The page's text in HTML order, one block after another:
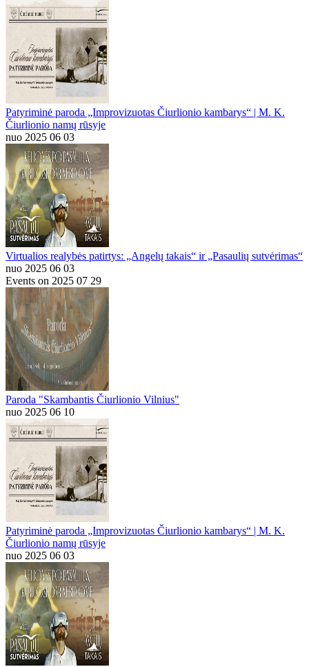
Patyriminė paroda „Improvizuotas Čiurlionio kambarys“ | M. K.
Čiurlionio namų rūsyje
nuo 2025 06 03
Virtualios realybės patirtys: „Angelų takais“ ir „Pasaulių sutvėrimas“
nuo 2025 06 03
Events on 2025 07 29
Paroda "Skambantis Čiurlionio Vilnius"
nuo 2025 06 10
Patyriminė paroda „Improvizuotas Čiurlionio kambarys“ | M. K.
Čiurlionio namų rūsyje
nuo 2025 06 03